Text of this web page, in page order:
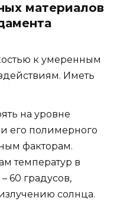
материалов
к умеренным
Иметь
на уровне
его полимерного
факторам.
температур в
60 градусов,
солнца.